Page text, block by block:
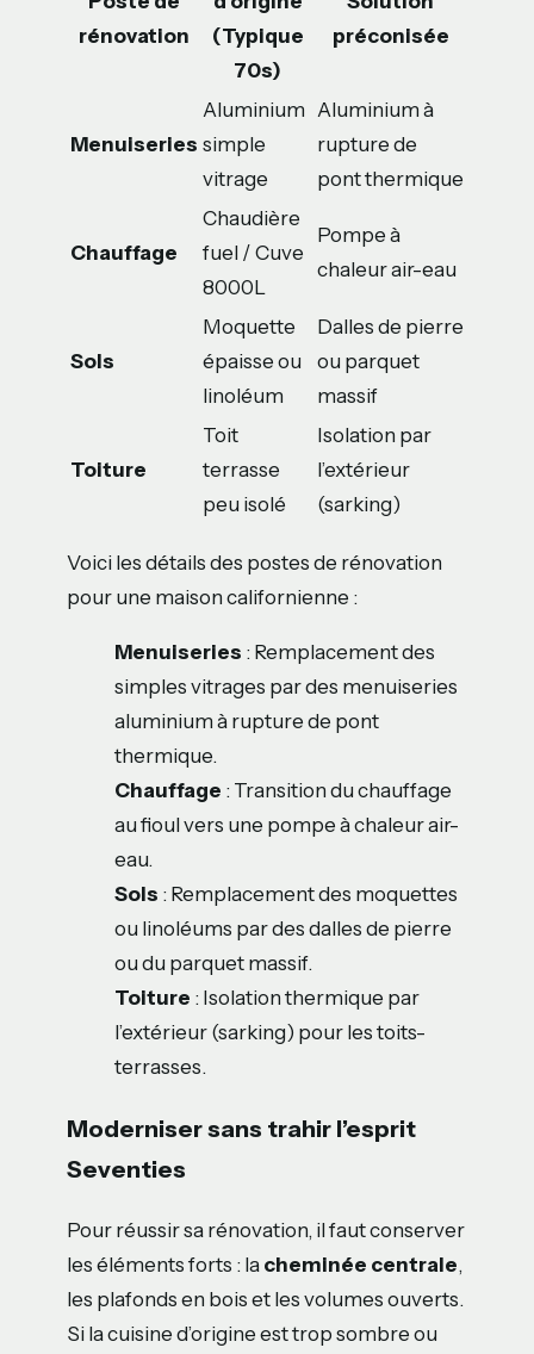
rénovation
(Typique
70s)
préconisée
Menuiseries
Aluminium
simple
vitrage
Aluminium à
rupture de
pont thermique
Chauffage
Chaudière
fuel / Cuve
8000L
Pompe à
chaleur air-eau
Sols
Moquette
épaisse ou
linoléum
Dalles de pierre
ou parquet
massif
Toiture
Toit
terrasse
peu isolé
Isolation par
l’extérieur
(sarking)
Voici les détails des postes de rénovation
pour une maison californienne :
Menuiseries : Remplacement des
simples vitrages par des menuiseries
aluminium à rupture de pont
thermique.
Chauffage : Transition du chauffage
au fioul vers une pompe à chaleur air-
eau.
Sols : Remplacement des moquettes
ou linoléums par des dalles de pierre
ou du parquet massif.
Toiture : Isolation thermique par
l’extérieur (sarking) pour les toits-
terrasses.
Moderniser sans trahir l’esprit
Seventies
Pour réussir sa rénovation, il faut conserver
les éléments forts : la cheminée centrale,
les plafonds en bois et les volumes ouverts.
Si la cuisine d’origine est trop sombre ou